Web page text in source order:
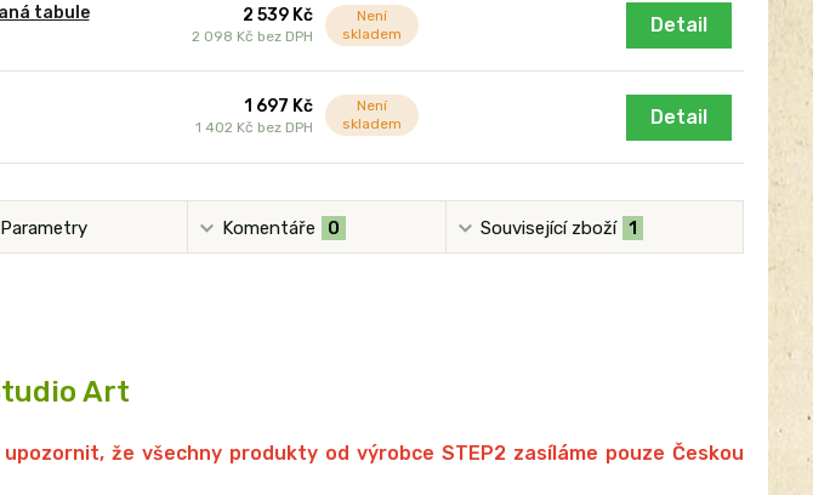
tabule
2 539 Kč
2 098 Kč bez DPH
Není
skladem
Detail
1 697 Kč
1 402 Kč bez DPH
Není
skladem
Detail
Parametry Komentáře 0 Související zboží 1
Art
že všechny produkty od výrobce STEP2 zasíláme pouze Českou